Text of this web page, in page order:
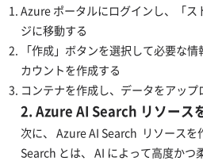
Azure ポータルにログインし、「ス
ジに移動する
「作成」ボタンを選択して必要な
カウントを作成する
コンテナを作成し、データをアップ
2. Azure AI Search リソース
次に、 Azure AI Search リソースを
Search とは、 AI によって高度かつ